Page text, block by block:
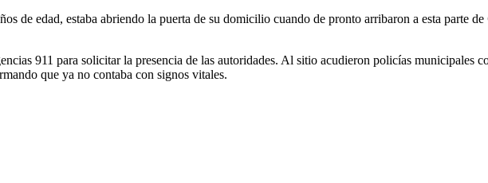
de edad, estaba abriendo la puerta de su domicilio cuando de pronto arribaron a esta parte de
911 para solicitar la presencia de las autoridades. Al sitio acudieron policías municipales
que ya no contaba con signos vitales.